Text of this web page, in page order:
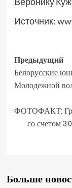
Источник:
Предыдущий
Белорусские
Молодежной
ФОТОФАКТ:
со счетом
Больше